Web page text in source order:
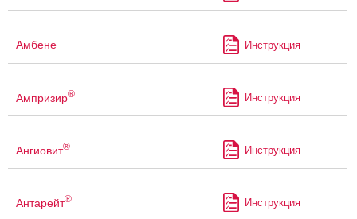
Амбене Инструкция
Ампризир® Инструкция
Ангиовит® Инструкция
Антарейт® Инструкция